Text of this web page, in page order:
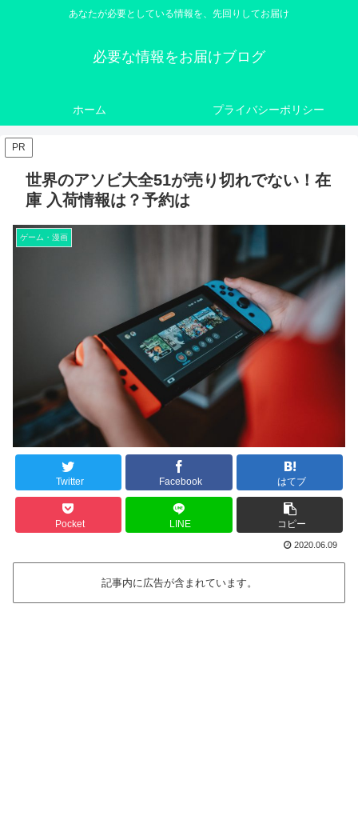
あなたが必要としている情報を、先回りしてお届け
必要な情報をお届けブログ
ホーム プライバシーポリシー
PR
世界のアソビ大全51が売り切れでない！在
庫 入荷情報は？予約は
ゲーム・漫画
Twitter Facebook はてブ
Pocket LINE コピー
2020.06.09
記事内に広告が含まれています。